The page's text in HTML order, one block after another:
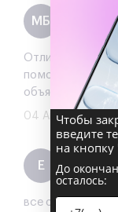
МБ
Максим
Отличный
помогли с
объяснили
04 Августа 2026
Е
все
Чтобы
введите
на кнопку
До
осталось: